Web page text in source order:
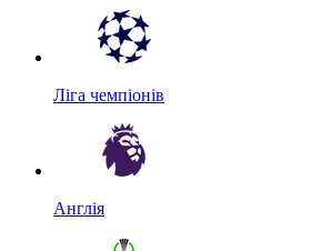
Ліга чемпіонів
Англія